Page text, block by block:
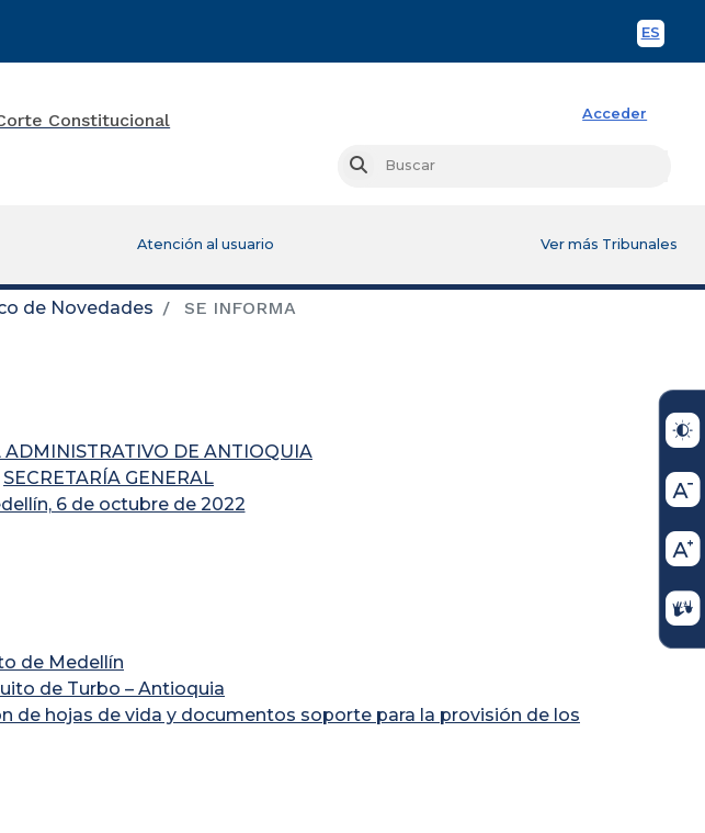
ES
Acceder
Buscar
Atención al usuario Ver más Tribunales
de Novedades SE INFORMA
ADMINISTRATIVO DE ANTIOQUIA
SECRETARÍA GENERAL
6 de octubre de 2022
de Medellín
de Turbo – Antioquia
de hojas de vida y documentos soporte para la provisión de los